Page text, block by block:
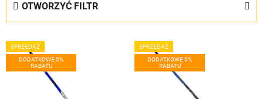
a
i
OTWORZYĆ FILTR
L
i
s
SPRZEDAŻ
DODATKOWE 5%
RABATU
SPRZEDAŻ
DODATKOWE 5%
RABATU